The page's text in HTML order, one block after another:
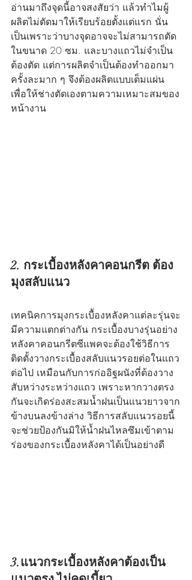
อ่านมาถึงจุดนี้อาจสงสัยว่า แล้วทำไมผู้
ผลิตไม่ตัดมาให้เรียบร้อยตั้งแต่แรก นั่น
เป็นเพราะว่าบางจุดอาจจะไม่สามารถตัด
ในขนาด 20 ซม. และบางแถวไม่จำเป็น
ต้องตัด แต่การผลิตจำเป็นต้องทำออกมา
ครั้งละมาก ๆ จึงต้องผลิตแบบเต็มแผ่น
เพื่อให้ช่างตัดเองตามความเหมาะสมของ
หน้างาน
2. กระเบื้องหลังคาคอนกรีต ต้อง
มุงสลับแนว
เทคนิคการมุงกระเบื้องหลังคาแต่ละรุ่นจะ
มีความแตกต่างกัน กระเบื้องบางรุ่นอย่าง
หลังคาคอนกรีตซีแพคจะต้องใช้วิธีการ
ติดตั้งวางกระเบื้องสลับแนวรอยต่อในแถว
ต่อไป เหมือนกับการก่ออิฐผนังที่ต้องวาง
สับหว่างระหว่างแถว เพราะหากวางตรง
กันจะเกิดร่องสะสมน้ำฝนเป็นแนวยาวจาก
ข้างบนลงข้างล่าง วิธีการสลับแนวรอยนี้
จะช่วยป้องกันมิให้น้ำฝนไหลซึมเข้าตาม
ร่องของกระเบื้องหลังคาได้เป็นอย่างดี
3.แนวกระเบื้องหลังคาต้องเป็น